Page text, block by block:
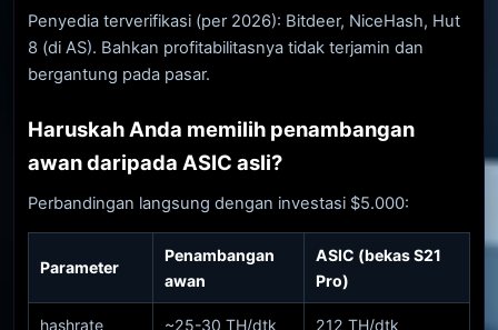
Penyedia terverifikasi (per 2026): Bitdeer, NiceHash, Hut
8 (di AS). Bahkan profitabilitasnya tidak terjamin dan
bergantung pada pasar.
Haruskah Anda memilih penambangan
awan daripada ASIC asli?
Perbandingan langsung dengan investasi $5.000:
Parameter
Penambangan
awan
ASIC (bekas S21
Pro)
hashrate ~25-30 TH/dtk 212 TH/dtk